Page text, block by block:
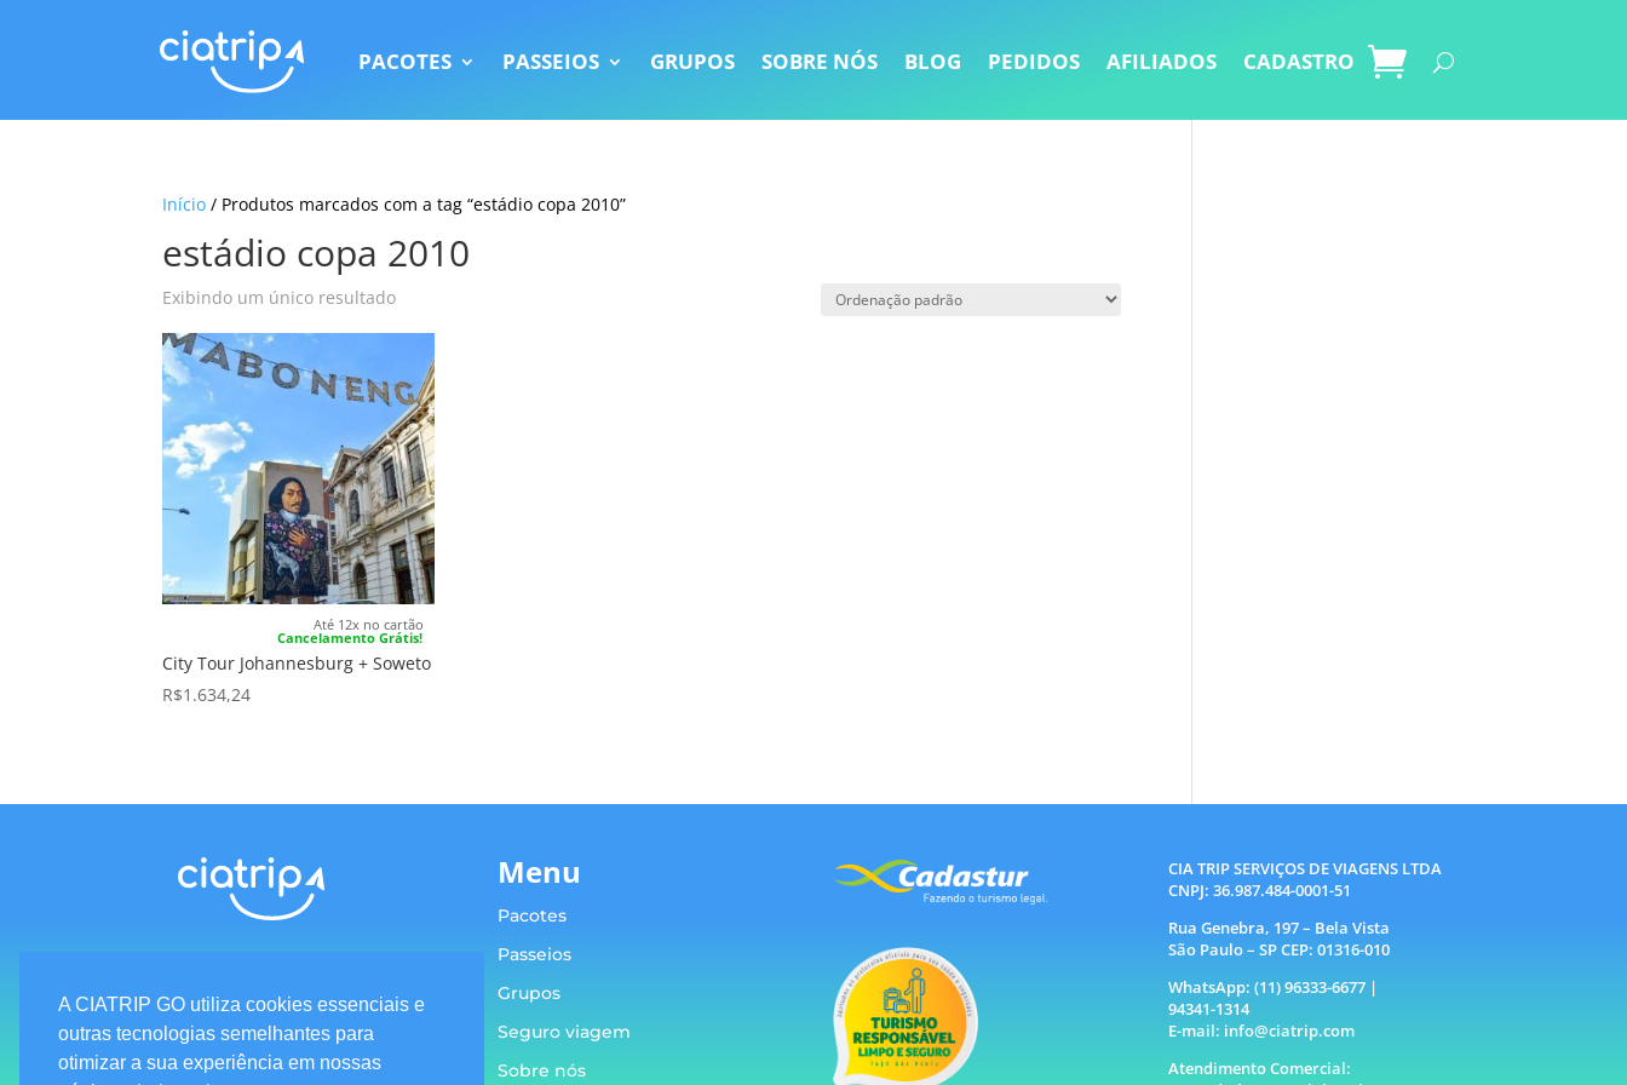
PACOTES PASSEIOS GRUPOS SOBRE NÓS BLOG PEDIDOS AFILIADOS CADASTRO
Início / Produtos marcados com a tag “estádio copa 2010”
estádio copa 2010
Exibindo um único resultado
Até 12x no cartão
Cancelamento Grátis!
City Tour Johannesburg + Soweto
R$1.634,24
Termos e condições
Política de privacidade
Menu
Pacotes
Passeios
Grupos
Seguro viagem
Sobre nós
CIA TRIP SERVIÇOS DE VIAGENS LTDA
CNPJ: 36.987.484-0001-51
Rua Genebra, 197 – Bela Vista
São Paulo – SP CEP: 01316-010
WhatsApp: (11) 96333-6677 |
94341-1314
E-mail: info@ciatrip.com
Atendimento Comercial:
A CIATRIP GO utiliza cookies essenciais e
outras tecnologias semelhantes para
otimizar a sua experiência em nossas